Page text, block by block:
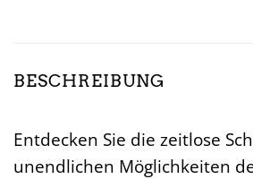
BESCHREIBUNG
Entdecken Sie die zeitlose
unendlichen Möglichkeiten